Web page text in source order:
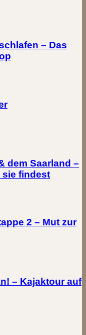
– Das
dem Saarland –
sie findest
2 – Mut zur
– Kajaktour auf